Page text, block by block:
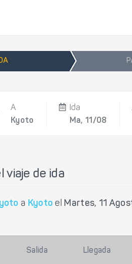
A
Kyoto
Ida
Ma, 11/08
viaje de ida
a Kyoto el Martes, 11
Salida Llegada